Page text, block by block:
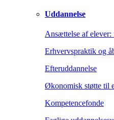
Uddannelse
Ansættelse af elever:
Erhvervspraktik og
Efteruddannelse
Økonomisk støtte til
Kompetencefonde